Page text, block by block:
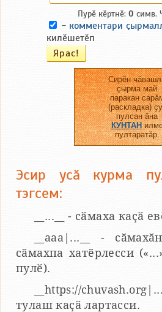
Пурӗ кӗртнӗ: 0 симв.
- комментари
килӗшетӗп
Сирӗн
ҫырма май
паракан
(раскладка)
пулсан ӑна
КУНТАН
пултаратӑр.
Эсир усӑ курма
тэгсем:
__...__ - сӑмаха каҫӑ
__aaa|...__ -
сӑмахпа хатӗрлесси
пулӗ).
__https://
тулаш каҫӑ лартасси.